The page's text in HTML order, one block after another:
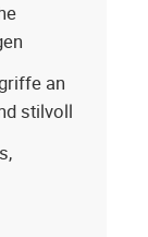
an
stilvoll